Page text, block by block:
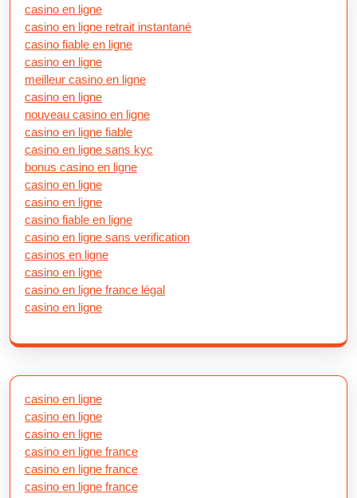
casino en ligne
casino en ligne retrait instantané
casino fiable en ligne
casino en ligne
meilleur casino en ligne
casino en ligne
nouveau casino en ligne
casino en ligne fiable
casino en ligne sans kyc
bonus casino en ligne
casino en ligne
casino en ligne
casino fiable en ligne
casino en ligne sans verification
casinos en ligne
casino en ligne
casino en ligne france légal
casino en ligne
casino en ligne
casino en ligne
casino en ligne
casino en ligne france
casino en ligne france
casino en ligne france